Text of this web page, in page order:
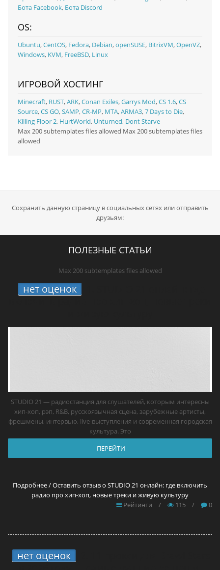
Бота Facebook, Бота Discord
OS:
Ubuntu,CentOS, Fedora, Debian,openSUSE, BitrixVM,OpenVZ,
Windows, KVM, FreeBSD, Linux
ИГРОВОЙ ХОСТИНГ
Minecraft, RUST,ARK,Conan Exiles,Garrys Mod,CS 1.6,CS
Source,CS GO,SAMP,CR-MP, MTA,ARMA3,7 Days to Die,
Killing Floor 2, HurtWorld, Unturned, Dont Starve
Max 200 subtemplates files allowed Max 200 subtemplates files
allowed
Сохранить данную страницу в социальных сетях или отправить
друзьям:
ПОЛЕЗНЫЕ СТАТЬИ
Max 200 subtemplates files allowed
нет оценок
STUDIO 21 — радиостанция для слушателей, которым интересны
хип-хоп, рэп, R&B, русскоязычная сцена, зарубежные артисты,
фрешмены, интервью, live-выступления и современная городская
культура. Это
ПЕРЕЙТИ
Подробнее / Оставить отзыв о STUDIO 21 онлайн: где включить
радио про хип-хоп, новые треки и живую культуру
Рейтинги
/ 115 / 0
нет оценок